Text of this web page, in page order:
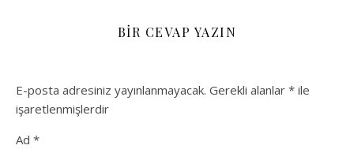
BIR CEVAP YAZIN
E-posta adresiniz yayınlanmayacak. Gerekli alanlar * ile
işaretlenmişlerdir
Ad *